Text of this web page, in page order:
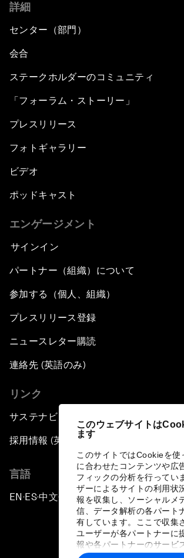
このウェブサイトは
ます
このサイトではCookieを使
に合わせたコンテンツや広
フィックの分析を行ってい
ザーによるサイトの利用状
報を収集し、ソーシャルメ
信、データ解析の各パート
有しています。ここで収集
ユーザーが各パートナーに
報や各パートナーのサービ
に収集された情報と組み合
詳細
センター（部門）
会合
ステークホルダーのコミュニティ
「フォーラム・ストーリー」
プレスリリース
フォトギャラリー
ビデオ
ポッドキャスト
エンゲージメント
サインイン
パートナー（組織）について
参加する（個人、組織）
プレスリリース登録
ニュースレター購読
連絡先 (英語のみ)
リンク
サステナビリティへの取り組み
採用情報 (英語のみ)
言語
EN ▪ES▪中文▪ 日本語